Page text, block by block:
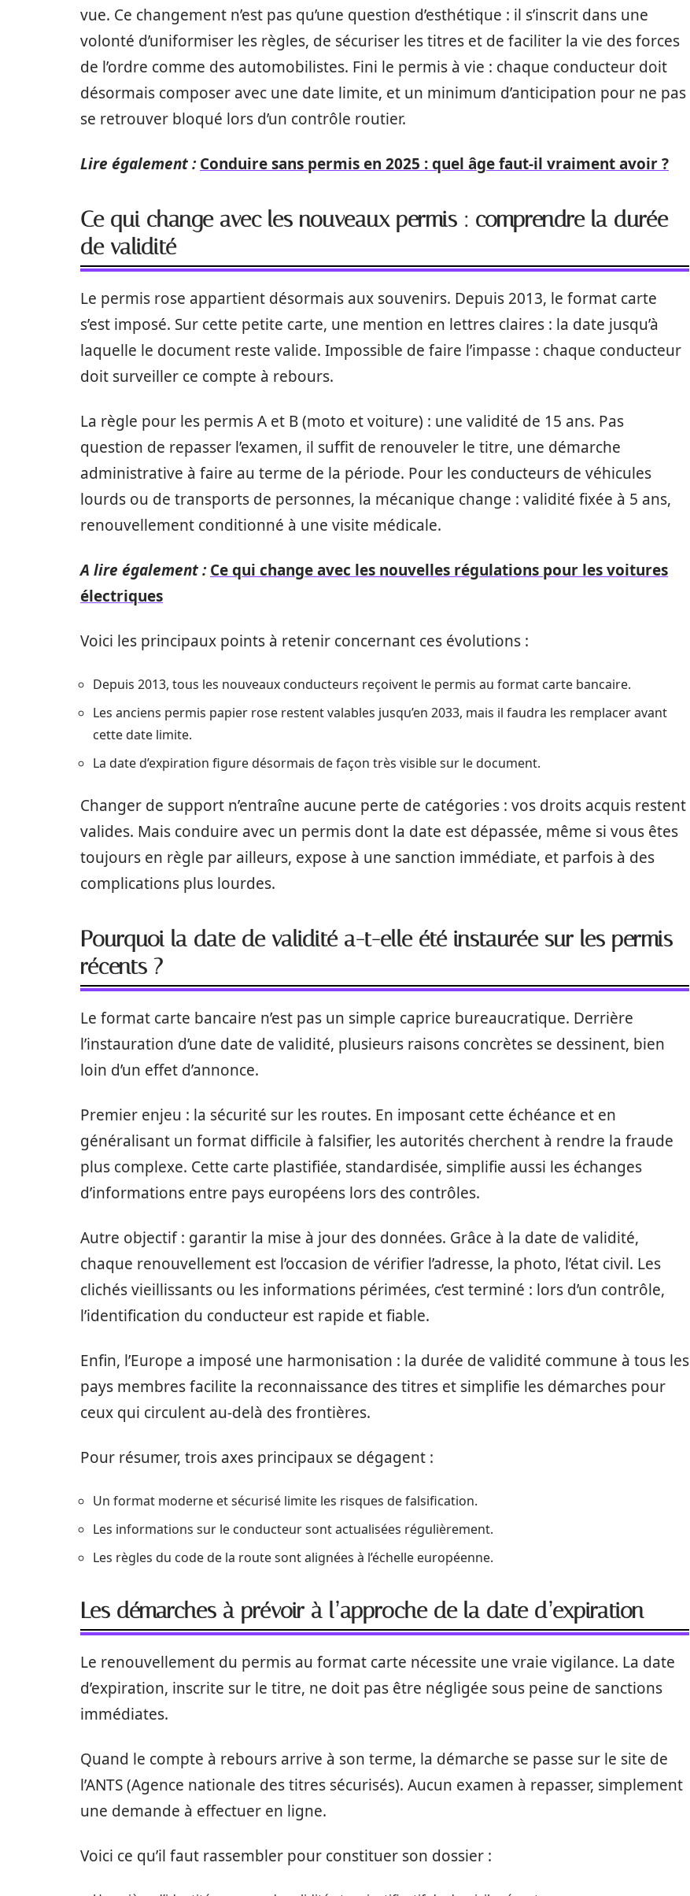
vue. Ce changement n’est pas qu’une question d’esthétique : il s’inscrit dans une
volonté d’uniformiser les règles, de sécuriser les titres et de faciliter la vie des forces
de l’ordre comme des automobilistes. Fini le permis à vie : chaque conducteur doit
désormais composer avec une date limite, et un minimum d’anticipation pour ne pas
se retrouver bloqué lors d’un contrôle routier.
Lire également : Conduire sans permis en 2025 : quel âge faut-il vraiment avoir ?
Ce qui change avec les nouveaux permis : comprendre la durée
de validité
Le permis rose appartient désormais aux souvenirs. Depuis 2013, le format carte
s’est imposé. Sur cette petite carte, une mention en lettres claires : la date jusqu’à
laquelle le document reste valide. Impossible de faire l’impasse : chaque conducteur
doit surveiller ce compte à rebours.
La règle pour les permis A et B (moto et voiture) : une validité de 15 ans. Pas
question de repasser l’examen, il suffit de renouveler le titre, une démarche
administrative à faire au terme de la période. Pour les conducteurs de véhicules
lourds ou de transports de personnes, la mécanique change : validité fixée à 5 ans,
renouvellement conditionné à une visite médicale.
A lire également : Ce qui change avec les nouvelles régulations pour les voitures
électriques
Voici les principaux points à retenir concernant ces évolutions :
Depuis 2013, tous les nouveaux conducteurs reçoivent le permis au format carte bancaire.
Les anciens permis papier rose restent valables jusqu’en 2033, mais il faudra les remplacer avant
cette date limite.
La date d’expiration figure désormais de façon très visible sur le document.
Changer de support n’entraîne aucune perte de catégories : vos droits acquis restent
valides. Mais conduire avec un permis dont la date est dépassée, même si vous êtes
toujours en règle par ailleurs, expose à une sanction immédiate, et parfois à des
complications plus lourdes.
Pourquoi la date de validité a-t-elle été instaurée sur les permis
récents ?
Le format carte bancaire n’est pas un simple caprice bureaucratique. Derrière
l’instauration d’une date de validité, plusieurs raisons concrètes se dessinent, bien
loin d’un effet d’annonce.
Premier enjeu : la sécurité sur les routes. En imposant cette échéance et en
généralisant un format difficile à falsifier, les autorités cherchent à rendre la fraude
plus complexe. Cette carte plastifiée, standardisée, simplifie aussi les échanges
d’informations entre pays européens lors des contrôles.
Autre objectif : garantir la mise à jour des données. Grâce à la date de validité,
chaque renouvellement est l’occasion de vérifier l’adresse, la photo, l’état civil. Les
clichés vieillissants ou les informations périmées, c’est terminé : lors d’un contrôle,
l’identification du conducteur est rapide et fiable.
Enfin, l’Europe a imposé une harmonisation : la durée de validité commune à tous les
pays membres facilite la reconnaissance des titres et simplifie les démarches pour
ceux qui circulent au-delà des frontières.
Pour résumer, trois axes principaux se dégagent :
Un format moderne et sécurisé limite les risques de falsification.
Les informations sur le conducteur sont actualisées régulièrement.
Les règles du code de la route sont alignées à l’échelle européenne.
Les démarches à prévoir à l’approche de la date d’expiration
Le renouvellement du permis au format carte nécessite une vraie vigilance. La date
d’expiration, inscrite sur le titre, ne doit pas être négligée sous peine de sanctions
immédiates.
Quand le compte à rebours arrive à son terme, la démarche se passe sur le site de
l’ANTS (Agence nationale des titres sécurisés). Aucun examen à repasser, simplement
une demande à effectuer en ligne.
Voici ce qu’il faut rassembler pour constituer son dossier :